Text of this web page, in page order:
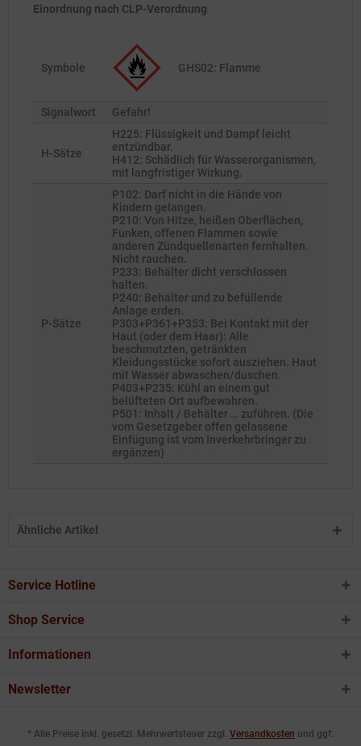
Einordnung nach CLP-Verordnung
Symbole GHS02: Flamme
Signalwort Gefahr!
H-Sätze
H225: Flüssigkeit und Dampf leicht
entzündbar.
H412: Schädlich für Wasserorganismen,
mit langfristiger Wirkung.
P-Sätze
P102: Darf nicht in die Hände von
Kindern gelangen.
P210: Von Hitze, heißen Oberflächen,
Funken, offenen Flammen sowie
anderen Zündquellenarten fernhalten.
Nicht rauchen.
P233: Behälter dicht verschlossen
halten.
P240: Behälter und zu befüllende
Anlage erden.
P303+P361+P353: Bei Kontakt mit der
Haut (oder dem Haar): Alle
beschmutzten, getränkten
Kleidungsstücke sofort ausziehen. Haut
mit Wasser abwaschen/duschen.
P403+P235: Kühl an einem gut
belüfteten Ort aufbewahren.
P501: Inhalt / Behälter … zuführen. (Die
vom Gesetzgeber offen gelassene
Einfügung ist vom Inverkehrbringer zu
ergänzen)
Ähnliche Artikel
Service Hotline
Shop Service
Informationen
Newsletter
* Alle Preise inkl. gesetzl. Mehrwertsteuer zzgl. Versandkosten und ggf.